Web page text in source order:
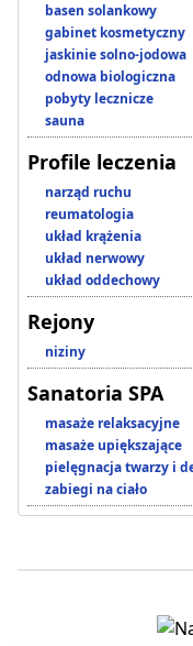
basen solankowy
gabinet kosmetyczny
jaskinie solno-jodowa
odnowa biologiczna
pobyty lecznicze
sauna
Profile leczenia
narząd ruchu
reumatologia
układ krążenia
układ nerwowy
układ oddechowy
Rejony
niziny
Sanatoria SPA
masaże relaksacyjne
masaże upiększające
pielęgnacja twarzy i
zabiegi na ciało